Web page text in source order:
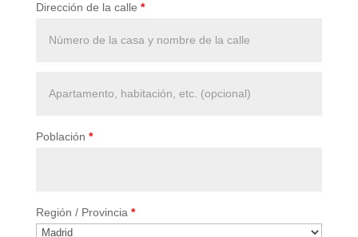
Dirección de la calle *
Población *
Región / Provincia *